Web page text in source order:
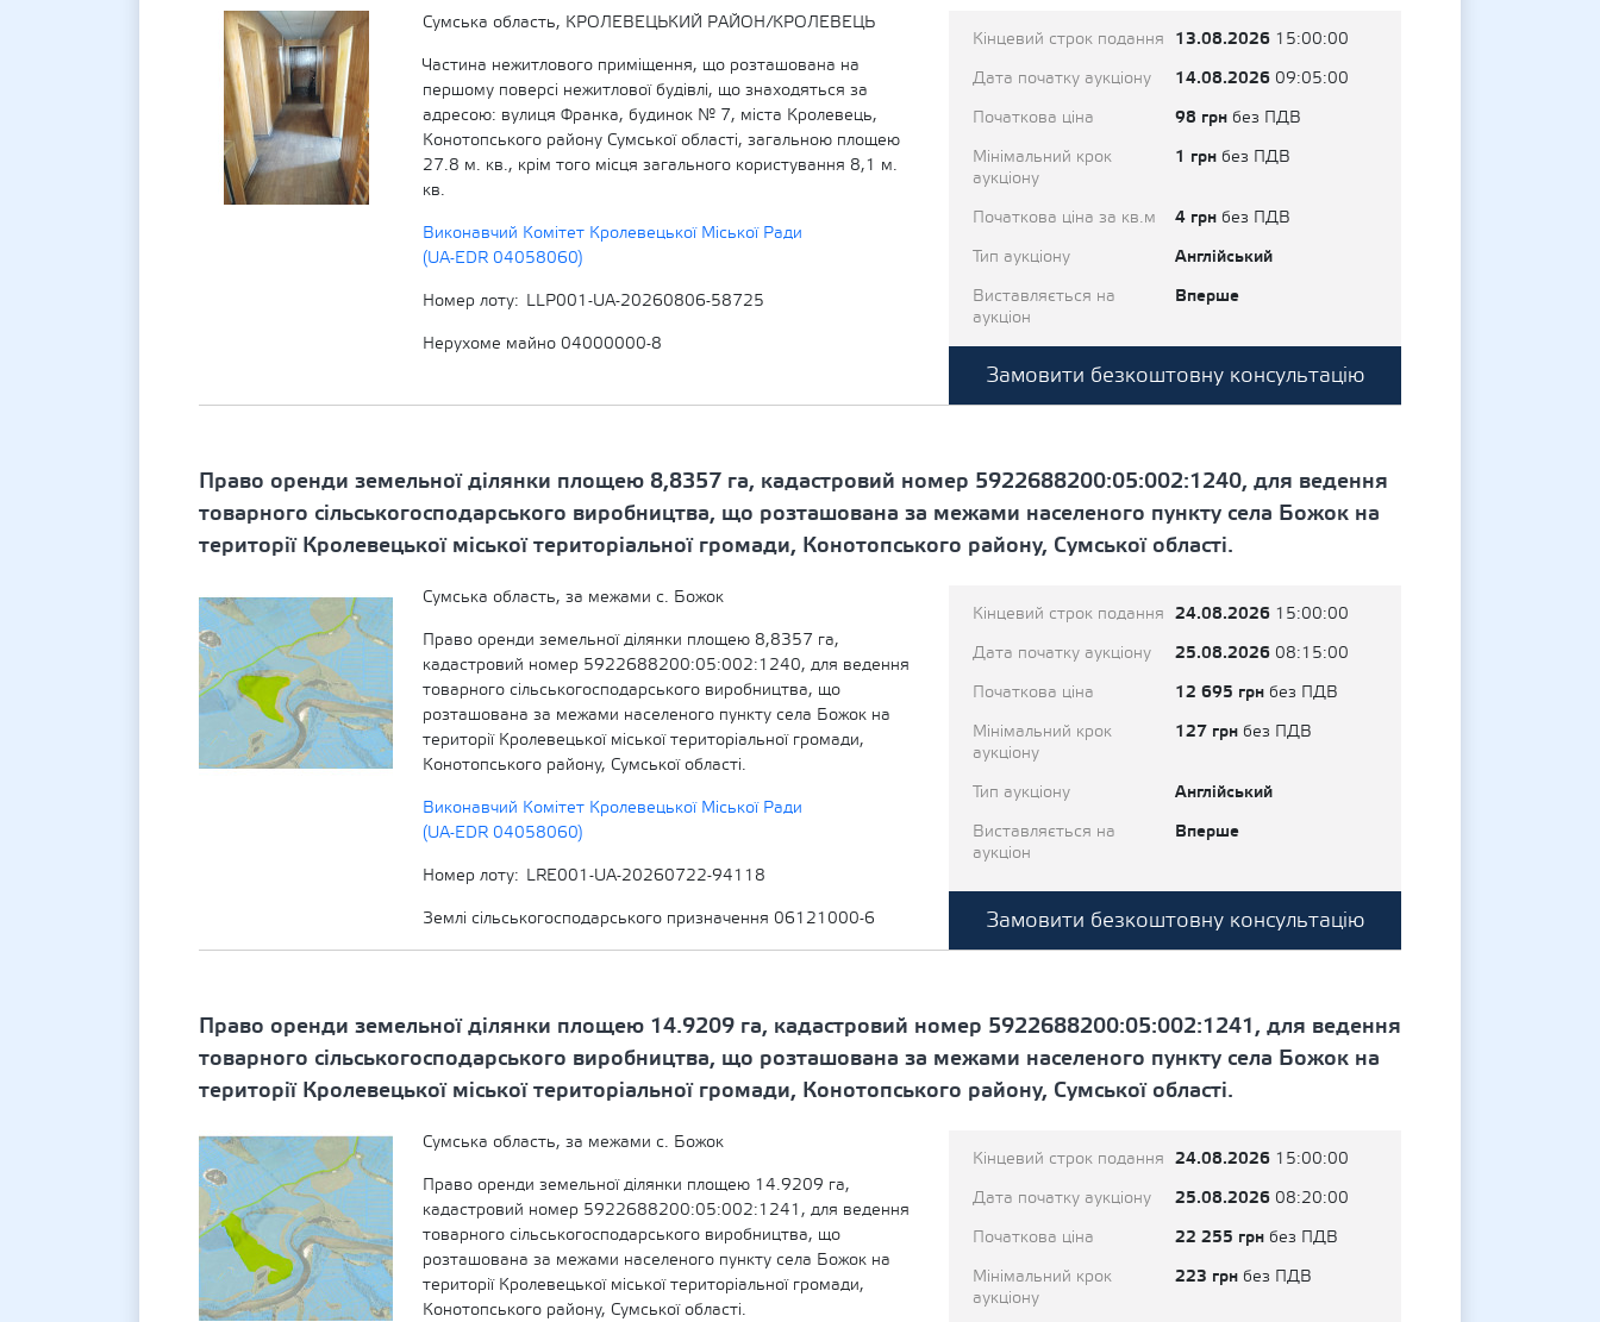
Сумська область, КРОЛЕВЕЦЬКИЙ РАЙОН/КРОЛЕВЕЦЬ
Частина нежитлового приміщення, що розташована на
першому поверсі нежитлової будівлі, що знаходяться за
адресою: вулиця Франка, будинок № 7, міста Кролевець,
Конотопського району Сумської області, загальною площею
27.8 м. кв., крім того місця загального користування 8,1 м.
кв.
Виконавчий Комітет Кролевецької Міської Ради
(UA-EDR 04058060)
Номер лоту
LLP001-UA-20260806-58725
Нерухоме майно 04000000-8
Кінцевий строк подання 13.08.2026 15:00:00
Дата початку аукціону
14.08.2026 09:05:00
Початкова ціна
98 грн без ПДВ
Мінімальний крок
аукціону
1 грн без ПДВ
Початкова ціна за кв.м 4 грн без ПДВ
Тип аукціону
Англійський
Виставляється на
аукціон
Вперше
Замовити безкоштовну консультацію
Право оренди земельної ділянки площею 8,8357 га, кадастровий номер 5922688200:05:002:1240, для ведення
товарного сільськогосподарського виробництва, що розташована за межами населеного пункту села Божок на
території Кролевецької міської територіальної громади, Конотопського району, Сумської області.
Сумська область, за межами с. Божок
Право оренди земельної ділянки площею 8,8357 га,
кадастровий номер 5922688200:05:002:1240, для ведення
товарного сільськогосподарського виробництва, що
розташована за межами населеного пункту села Божок на
території Кролевецької міської територіальної громади,
Конотопського району, Сумської області.
Виконавчий Комітет Кролевецької Міської Ради
(UA-EDR 04058060)
Номер лоту
LRE001-UA-20260722-94118
Землі сільськогосподарського призначення 06121000-6
Кінцевий строк подання 24.08.2026 15:00:00
Дата початку аукціону
25.08.2026 08:15:00
Початкова ціна
12 695 грн без ПДВ
Мінімальний крок
аукціону
127 грн без ПДВ
Тип аукціону Англійський
Виставляється на
аукціон
Вперше
Замовити безкоштовну консультацію
Право оренди земельної ділянки площею 14.9209 га, кадастровий номер 5922688200:05:002:1241, для ведення
товарного сільськогосподарського виробництва, що розташована за межами населеного пункту села Божок на
території Кролевецької міської територіальної громади, Конотопського району, Сумської області.
Сумська область, за межами с. Божок
Право оренди земельної ділянки площею 14.9209 га,
кадастровий номер 5922688200:05:002:1241, для ведення
товарного сільськогосподарського виробництва, що
розташована за межами населеного пункту села Божок на
території Кролевецької міської територіальної громади,
Конотопського району, Сумської області.
Кінцевий строк подання 24.08.2026 15:00:00
Дата початку аукціону
25.08.2026 08:20:00
Початкова ціна
22 255 грн без ПДВ
Мінімальний крок
аукціону
223 грн без ПДВ